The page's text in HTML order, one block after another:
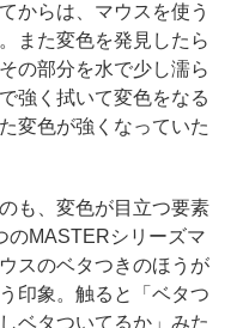
からは、マウスを使う
また変色を発見したら
の部分を水で少し濡ら
強く拭いて変色をなる
変色が強くなっていた
も、変色が目立つ要素
のMASTERシリーズマ
スのベタつきのほうが
印象。触ると「ベタつ
タついてるか」みた